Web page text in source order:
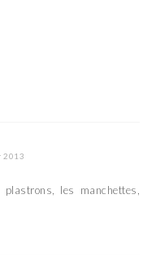
2013
les manchettes,